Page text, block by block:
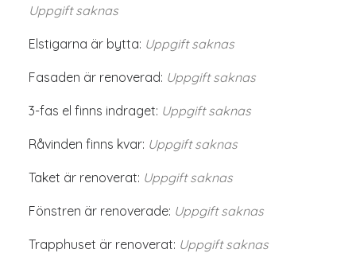
Uppgift saknas
Elstigarna är bytta: Uppgift saknas
Fasaden är renoverad: Uppgift saknas
3-fas el finns indraget: Uppgift saknas
Råvinden finns kvar: Uppgift saknas
Taket är renoverat: Uppgift saknas
Fönstren är renoverade: Uppgift saknas
Trapphuset är renoverat: Uppgift saknas